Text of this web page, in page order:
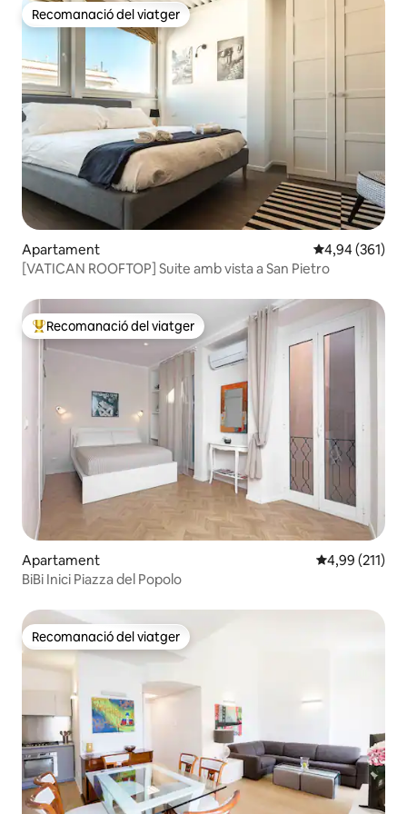
elegants del món per a compres de
moda alta.
Recomanació del viatger
Recomanació del viatger
Apartament 4,94 de
4,94 (361)
[VATICAN ROOFTOP] Suite amb vista a San Pietro
Principals recomanacions dels viatgers
Recomanació del viatger
Apartament 4,99 de
4,99 (211)
BiBi Inici Piazza del Popolo
Recomanació del viatger
Recomanació del viatger